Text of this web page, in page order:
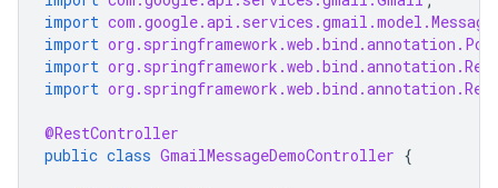
import com.google.api.services.gmail.model.Message
import
import
import
@RestController
public class GmailMessageDemoController {